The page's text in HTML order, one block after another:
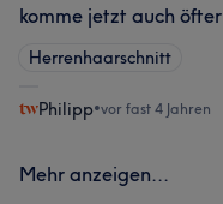
komme jetzt auch öfter
Herrenhaarschnitt
Philipp•vor fast 4 Jahren
Mehr anzeigen...